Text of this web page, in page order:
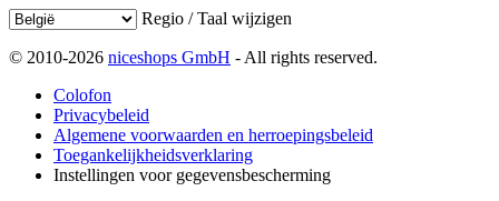
Regio / Taal wijzigen
© 2010-2026 niceshops GmbH - All rights reserved.
Colofon
Privacybeleid
Algemene voorwaarden en herroepingsbeleid
Toegankelijkheidsverklaring
Instellingen voor gegevensbescherming